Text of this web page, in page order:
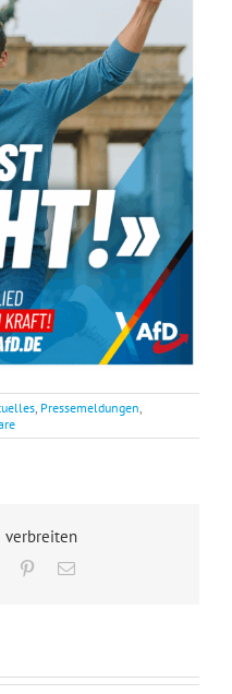
Pressemeldungen
verbreiten
Pinterest
E-